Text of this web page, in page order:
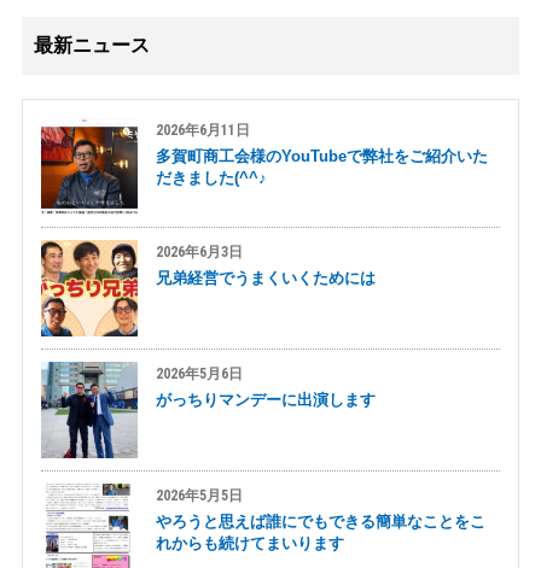
最新ニュース
2026年6月11日
多賀町商工会様のYouTubeで弊社をご紹介いた
だきました(^^♪
2026年6月3日
兄弟経営でうまくいくためには
2026年5月6日
がっちりマンデーに出演します
2026年5月5日
やろうと思えば誰にでもできる簡単なことをこ
れからも続けてまいります